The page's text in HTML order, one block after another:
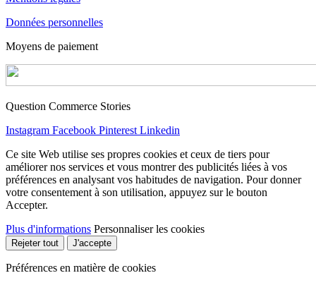
Données personnelles
Moyens de paiement
Question Commerce Stories
Instagram Facebook Pinterest Linkedin
Ce site Web utilise ses propres cookies et ceux de tiers pour
améliorer nos services et vous montrer des publicités liées à vos
préférences en analysant vos habitudes de navigation. Pour donner
votre consentement à son utilisation, appuyez sur le bouton
Accepter.
Plus d'informations Personnaliser les cookies
Rejeter tout J'accepte
Préférences en matière de cookies